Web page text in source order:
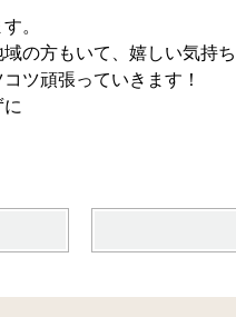
。
の方もいて、嬉しい気持
ツ頑張っていきます！